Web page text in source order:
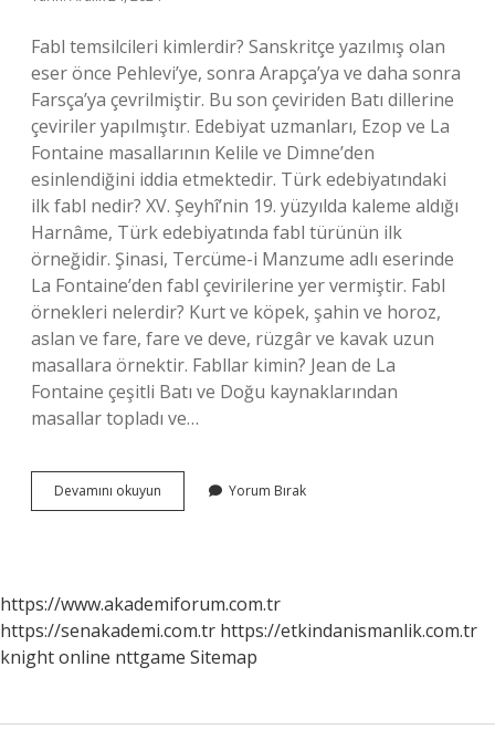
Fabl temsilcileri kimlerdir? Sanskritçe yazılmış olan
eser önce Pehlevi’ye, sonra Arapça’ya ve daha sonra
Farsça’ya çevrilmiştir. Bu son çeviriden Batı dillerine
çeviriler yapılmıştır. Edebiyat uzmanları, Ezop ve La
Fontaine masallarının Kelile ve Dimne’den
esinlendiğini iddia etmektedir. Türk edebiyatındaki
ilk fabl nedir? XV. Şeyhî’nin 19. yüzyılda kaleme aldığı
Harnâme, Türk edebiyatında fabl türünün ilk
örneğidir. Şinasi, Tercüme-i Manzume adlı eserinde
La Fontaine’den fabl çevirilerine yer vermiştir. Fabl
örnekleri nelerdir? Kurt ve köpek, şahin ve horoz,
aslan ve fare, fare ve deve, rüzgâr ve kavak uzun
masallara örnektir. Fabllar kimin? Jean de La
Fontaine çeşitli Batı ve Doğu kaynaklarından
masallar topladı ve…
Devamını okuyun
Sanatçıları
Yorum Bırak
https://www.akademiforum.com.tr
https://senakademi.com.tr https://etkindanismanlik.com.tr
knight online nttgame Sitemap